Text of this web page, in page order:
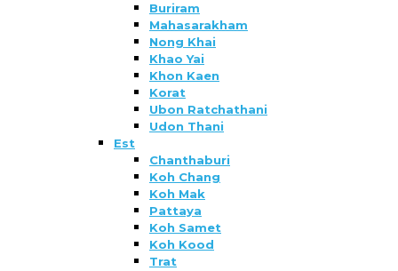
Buriram
Mahasarakham
Nong Khai
Khao Yai
Khon Kaen
Korat
Ubon Ratchathani
Udon Thani
Est
Chanthaburi
Koh Chang
Koh Mak
Pattaya
Koh Samet
Koh Kood
Trat